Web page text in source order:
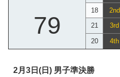
79
18 2nd
21 3rd
20 4th
2月3日(日) 男子準決勝